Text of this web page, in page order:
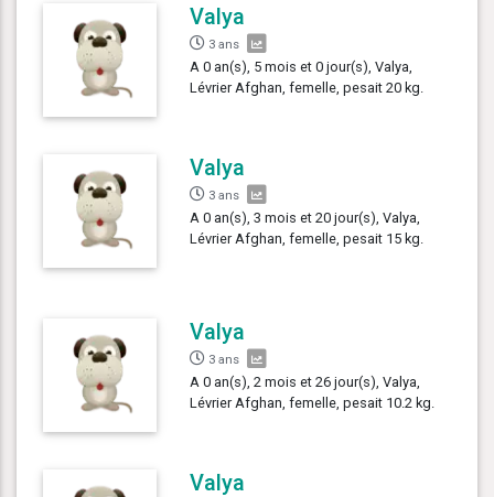
Valya
3 ans
A 0 an(s), 5 mois et 0 jour(s), Valya,
Lévrier Afghan, femelle, pesait 20 kg.
Valya
3 ans
A 0 an(s), 3 mois et 20 jour(s), Valya,
Lévrier Afghan, femelle, pesait 15 kg.
Valya
3 ans
A 0 an(s), 2 mois et 26 jour(s), Valya,
Lévrier Afghan, femelle, pesait 10.2 kg.
Valya